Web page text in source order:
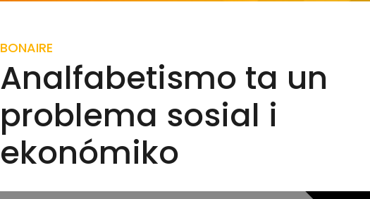
BONAIRE
Analfabetismo ta un
problema sosial i
ekonómiko